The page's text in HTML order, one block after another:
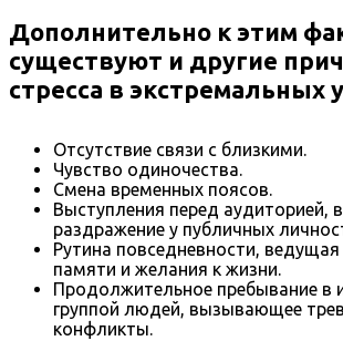
Дополнительно к этим
существуют и другие
стресса в экстремальных
Отсутствие связи с близкими.
Чувство одиночества.
Смена временных поясов.
Выступления перед
раздражение у публичных
Рутина повседневности,
памяти и желания к жизни.
Продолжительное пребывание в
группой людей, вызывающее
конфликты.